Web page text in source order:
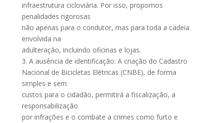
infraestrutura cicloviária. Por isso, propomos
penalidades rigorosas
não apenas para o condutor, mas para toda a cadeia
envolvida na
adulteração, incluindo oficinas e lojas.
3. A ausência de identificação: A criação do Cadastro
Nacional de Bicicletas Elétricas (CNBE), de forma
simples e sem
custos para o cidadão, permitirá a fiscalização, a
responsabilização
por infrações e o combate a crimes como furto e